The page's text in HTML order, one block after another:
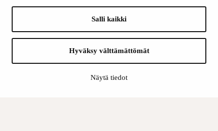
Salli kaikki
Hyväksy välttämättömät
Näytä tiedot
LinkedIn
Suomen Kulttuurirahasto: